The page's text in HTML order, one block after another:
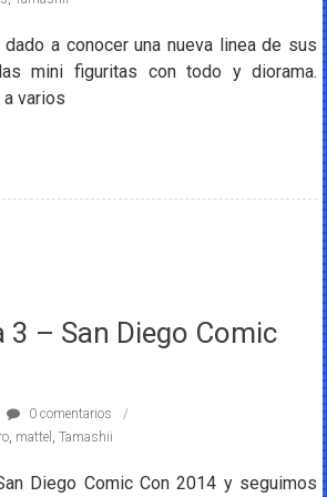
a conocer una nueva linea de sus
mini figuritas con todo y diorama.
varios
3 – San Diego Comic
0 comentarios
, mattel , Tamashii
Diego Comic Con 2014 y seguimos